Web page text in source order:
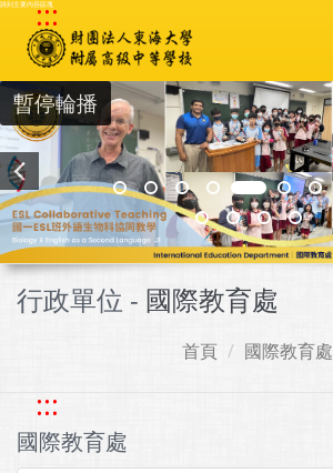
跳到主要內容區塊
:::
暫停輪播
行政單位 - 國際教育處
首頁 國際教育處
:::
國際教育處